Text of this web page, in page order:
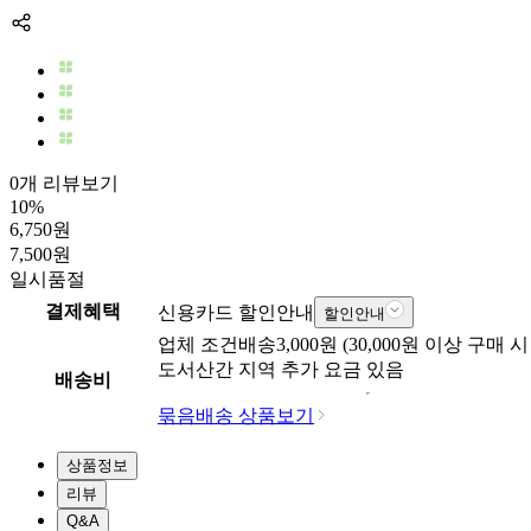
0개 리뷰보기
10%
6,750원
7,500원
일시품절
결제혜택
신용카드 할인안내 할인안내
배송비
업체 조건배송3,000원 (30,000원 이상 구매
도서산간 지역 추가 요금 있음
묶음배송 상품보기
상품정보
리뷰
Q&A